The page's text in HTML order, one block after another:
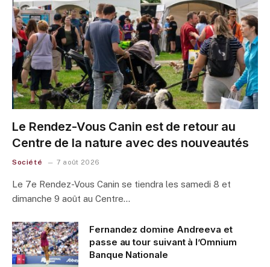
Le Rendez-Vous Canin est de retour au
Centre de la nature avec des nouveautés
Société 7 août 2026
Le 7e Rendez-Vous Canin se tiendra les samedi 8 et
dimanche 9 août au Centre…
Fernandez domine Andreeva et
passe au tour suivant à l’Omnium
Banque Nationale